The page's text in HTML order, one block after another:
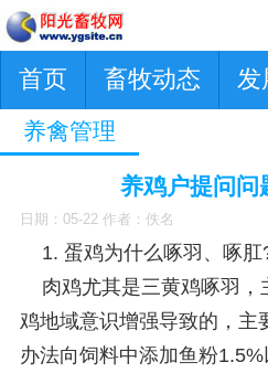
首页 畜牧动态 发
养禽管理
养鸡户提问问
日期：05-22 作者：佚名
1. 蛋鸡为什么啄羽、啄肛
肉鸡尤其是三黄鸡啄羽，
鸡地域意识增强导致的，主
办法向饲料中添加鱼粉